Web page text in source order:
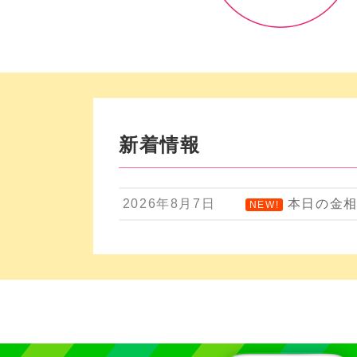
新着情報
2026年8月7日 NEW! 本日の金